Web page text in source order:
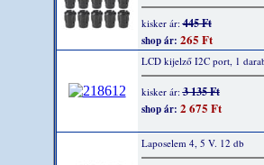
kisker ár:445 Ft
shop ár: 265 Ft
LCD kijelző I2C port, 1
kisker ár:3 135 Ft
shop ár: 2 675 Ft
Laposelem 4, 5 V. 12 db